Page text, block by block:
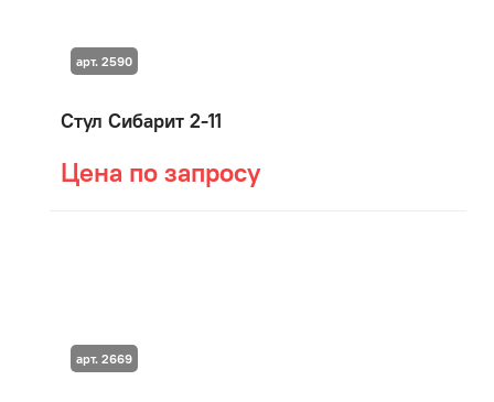
Стул Сибарит 2-11
Цена по запросу
арт. 2590
арт. 2669